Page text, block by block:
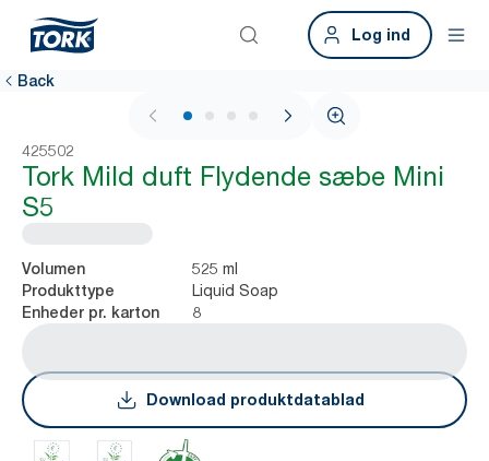
Log ind
Back
1 / 4
425502
Tork Mild duft Flydende sæbe Mini
S5
Volumen 525 ml
Produkttype Liquid Soap
Enheder pr. karton 8
Download produktdatablad